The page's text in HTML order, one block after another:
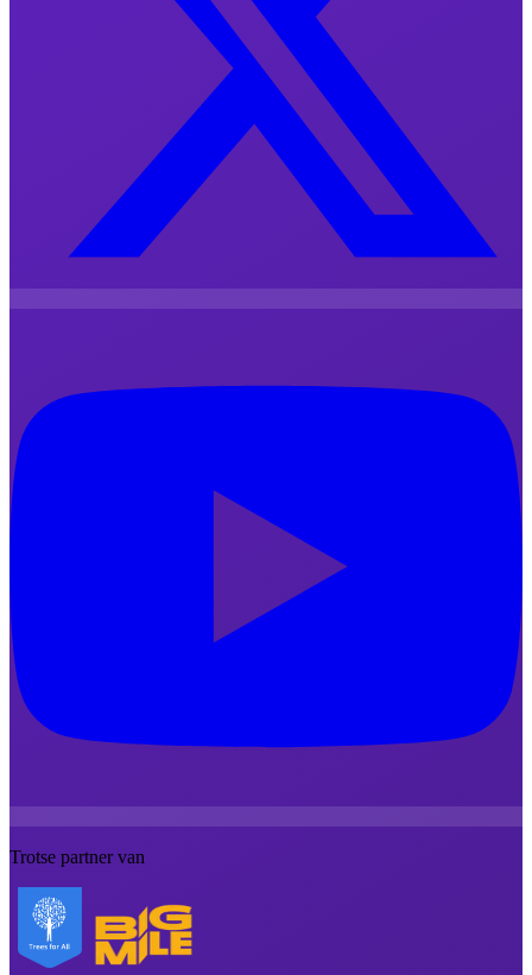
Trotse partner van